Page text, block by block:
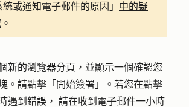
或通知電子郵件的原因」 中的疑
。
新的瀏覽器分頁，並顯示一個確認您
。請點擊 「開始簽署」
。若您在點擊
時遇到錯誤 ， 請在收到電子郵件一小時